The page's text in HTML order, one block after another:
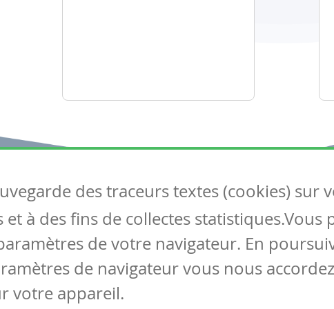
Articles
Tous les articles
Articles DYS
Circulaires
des traceurs textes (cookies) sur
à des fins de collectes statistiques.Vous
de votre navigateur. En
de navigateur vous nous
votre appareil.